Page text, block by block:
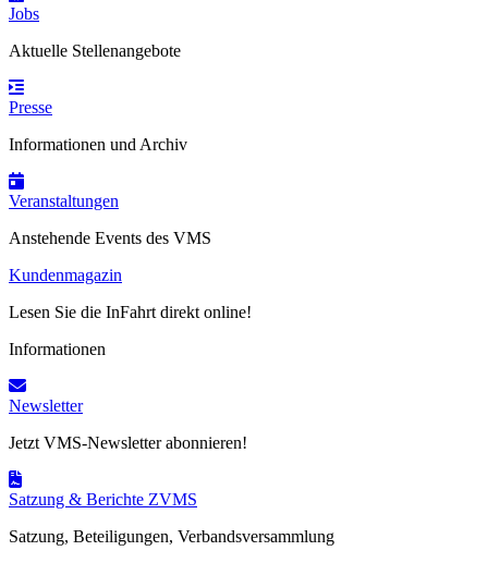
Jobs
Aktuelle Stellenangebote
Presse
Informationen und Archiv
Veranstaltungen
Anstehende Events des VMS
Kundenmagazin
Lesen Sie die InFahrt direkt online!
Informationen
Newsletter
Jetzt VMS-Newsletter abonnieren!
Satzung & Berichte ZVMS
Satzung, Beteiligungen, Verbandsversammlung